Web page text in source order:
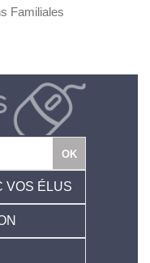
Familiales
VOS ÉLUS